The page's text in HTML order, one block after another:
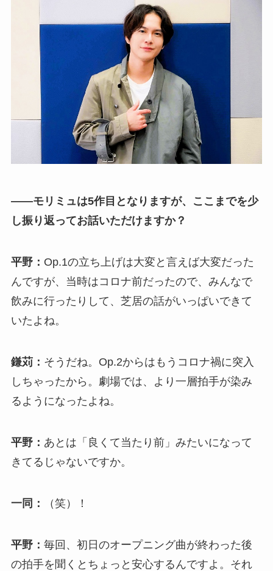
――モリミュは5作目となりますが、ここまでを少
し振り返ってお話いただけますか？
平野： Op.1の立ち上げは大変と言えば大変だった
んですが、当時はコロナ前だったので、みんなで
飲みに行ったりして、芝居の話がいっぱいできて
いたよね。
鎌苅： そうだね。Op.2からはもうコロナ禍に突入
しちゃったから。劇場では、より一層拍手が染み
るようになったよね。
平野： あとは「良くて当たり前」みたいになって
きてるじゃないですか。
一同： （笑）！
平野： 毎回、初日のオープニング曲が終わった後
の拍手を聞くとちょっと安心するんですよ。それ